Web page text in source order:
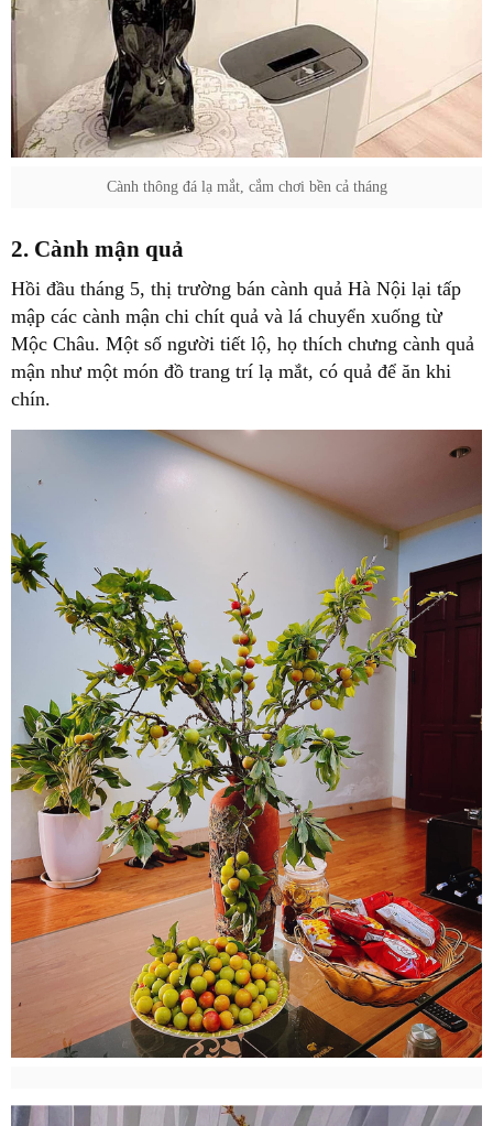
Cành thông đá lạ mắt, cắm chơi bền cả tháng
2. Cành mận quả
Hồi đầu tháng 5, thị trường bán cành quả Hà Nội lại tấp
mập các cành mận chi chít quả và lá chuyển xuống từ
Mộc Châu. Một số người tiết lộ, họ thích chưng cành quả
mận như một món đồ trang trí lạ mắt, có quả để ăn khi
chín.